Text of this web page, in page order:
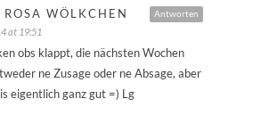
Antworten
WÖLKCHEN
at 19:51
obs klappt, die nächsten Wochen
ne Zusage oder ne Absage, aber
eigentlich ganz gut =) Lg